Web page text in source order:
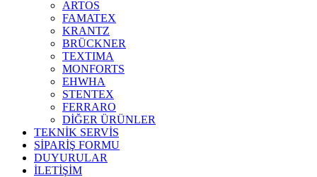
ARTOS
FAMATEX
KRANTZ
BRÜCKNER
TEXTIMA
MONFORTS
EHWHA
STENTEX
FERRARO
DİĞER ÜRÜNLER
TEKNİK SERVİS
SİPARİŞ FORMU
DUYURULAR
İLETİŞİM